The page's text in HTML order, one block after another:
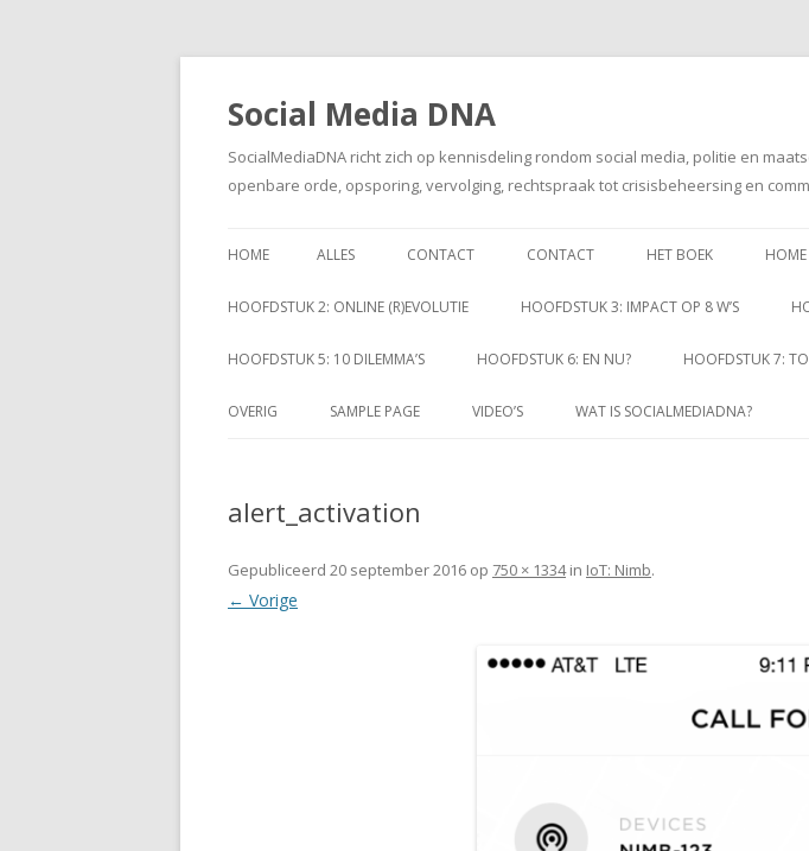
Social Media DNA
SocialMediaDNA richt zich op kennisdeling rondom social media, politie en
openbare orde, opsporing, vervolging, rechtspraak tot crisisbeheersing en
HOME ALLES CONTACT CONTACT HET BOEK HOME
HOOFDSTUK 2: ONLINE (R)EVOLUTIE HOOFDSTUK 3: IMPACT OP 8 W’S
HOOFDSTUK 5: 10 DILEMMA’S HOOFDSTUK 6: EN NU? HOOFDSTUK 7:
OVERIG SAMPLE PAGE VIDEO’S WAT IS SOCIALMEDIADNA?
alert_activation
Gepubliceerd 20 september 2016 op 750 × 1334in IoT: Nimb.
← Vorige